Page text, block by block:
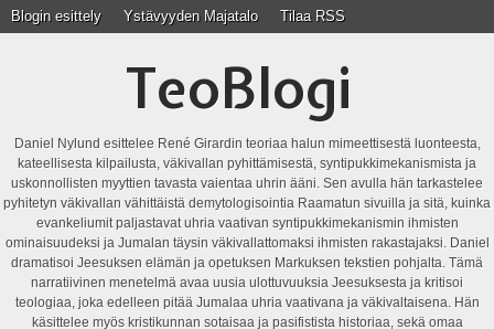
Blogin esittely Ystävyyden Majatalo Tilaa RSS
TeoBlogi
Daniel Nylund esittelee René Girardin teoriaa halun mimeettisestä luonteesta,
kateellisesta kilpailusta, väkivallan pyhittämisestä, syntipukkimekanismista ja
uskonnollisten myyttien tavasta vaientaa uhrin ääni. Sen avulla hän tarkastelee
pyhitetyn väkivallan vähittäistä demytologisointia Raamatun sivuilla ja sitä, kuinka
evankeliumit paljastavat uhria vaativan syntipukkimekanismin ihmisten
ominaisuudeksi ja Jumalan täysin väkivallattomaksi ihmisten rakastajaksi. Daniel
dramatisoi Jeesuksen elämän ja opetuksen Markuksen tekstien pohjalta. Tämä
narratiivinen menetelmä avaa uusia ulottuvuuksia Jeesuksesta ja kritisoi
teologiaa, joka edelleen pitää Jumalaa uhria vaativana ja väkivaltaisena. Hän
käsittelee myös kristikunnan sotaisaa ja pasifistista historiaa, sekä omaa